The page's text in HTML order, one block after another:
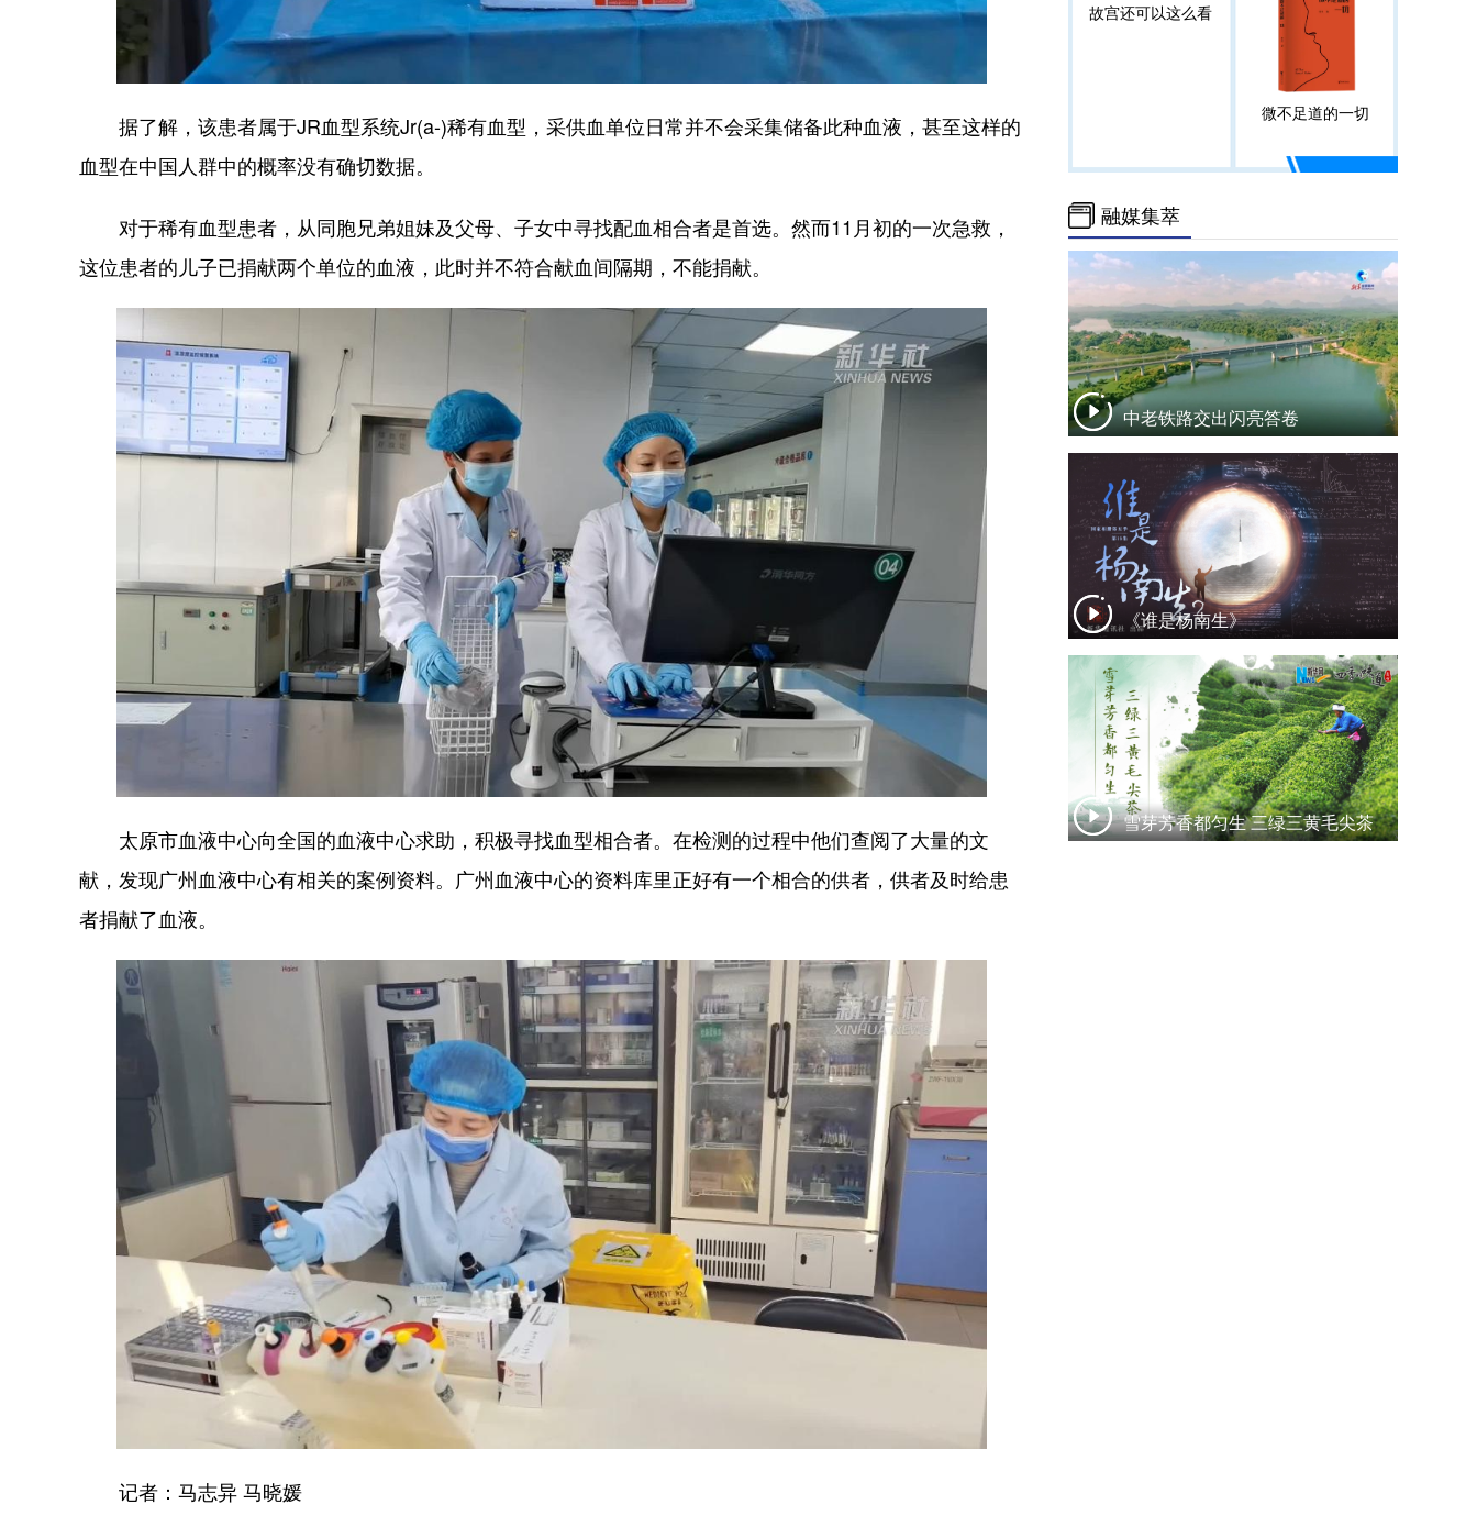
据了解，该患者属于JR血型系统Jr(a-)稀有血型，采供血单位日常并不会采集储备此种血液，甚至这样的
血型在中国人群中的概率没有确切数据。
对于稀有血型患者，从同胞兄弟姐妹及父母、子女中寻找配血相合者是首选。然而11月初的一次急救，
这位患者的儿子已捐献两个单位的血液，此时并不符合献血间隔期，不能捐献。
太原市血液中心向全国的血液中心求助，积极寻找血型相合者。在检测的过程中他们查阅了大量的文
献，发现广州血液中心有相关的案例资料。广州血液中心的资料库里正好有一个相合的供者，供者及时给患
者捐献了血液。
记者：马志异 马晓媛
故宫还可以这么看
微不足道的一切
融媒集萃
中老铁路交出闪亮答卷
《谁是杨南生》
雪芽芳香都匀生 三绿三黄毛尖茶